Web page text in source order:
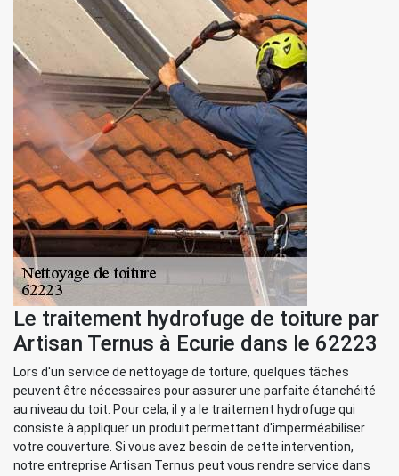
Le traitement hydrofuge de toiture par
Artisan Ternus à Ecurie dans le 62223
Lors d'un service de nettoyage de toiture, quelques tâches
peuvent être nécessaires pour assurer une parfaite étanchéité
au niveau du toit. Pour cela, il y a le traitement hydrofuge qui
consiste à appliquer un produit permettant d'imperméabiliser
votre couverture. Si vous avez besoin de cette intervention,
notre entreprise Artisan Ternus peut vous rendre service dans